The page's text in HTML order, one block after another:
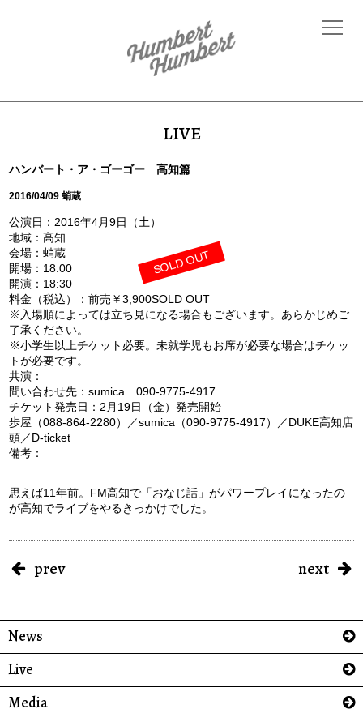
LIVE
ハンバート・ア・ゴーゴー 高知篇
2016/04/09 蛸蔵
公演日：2016年4月9日（土）
地域：高知
会場：蛸蔵
開場：18:00
開演：18:30
料金（税込）：前売￥3,900SOLD OUT
※入場順によっては立ち見になる場合もございます。あらかじめご
了承ください。
※小学生以上チケット必要。未就学児もお席が必要な場合はチケッ
トが必要です。
共演：
問い合わせ先：sumica 090-9775-4917
チケット発売日：2月19日（金）発売開始
歩屋（088-864-2280）／sumica（090-9775-4917）／DUKE高知店
頭／D-ticket
備考：
思えば11年前。FM高知で「おなじ話」がパワープレイになったの
が高知でライブをやるきっかけでした。
SOLD OUT
prev next
News
Live
Media